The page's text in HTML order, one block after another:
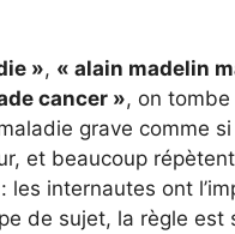
», « alain madelin
cancer », on
grave comme si
et beaucoup
internautes ont
de sujet, la règle est